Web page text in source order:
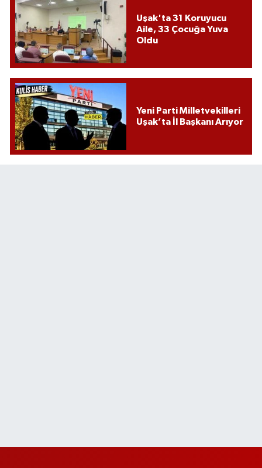
Uşak'ta 31 Koruyucu
Aile, 33 Çocuğa Yuva
Oldu
Yeni Parti Milletvekilleri
Uşak’ta İl Başkanı Arıyor